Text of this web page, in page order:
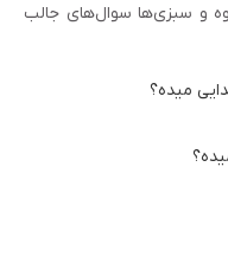
و سبزی‌ها سوال‌های جالب
میده؟